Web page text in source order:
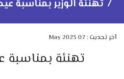
تهنئة الوزير بمناسبة
آخر تحديث : 07 May 2023
تهنئة بمناسبة